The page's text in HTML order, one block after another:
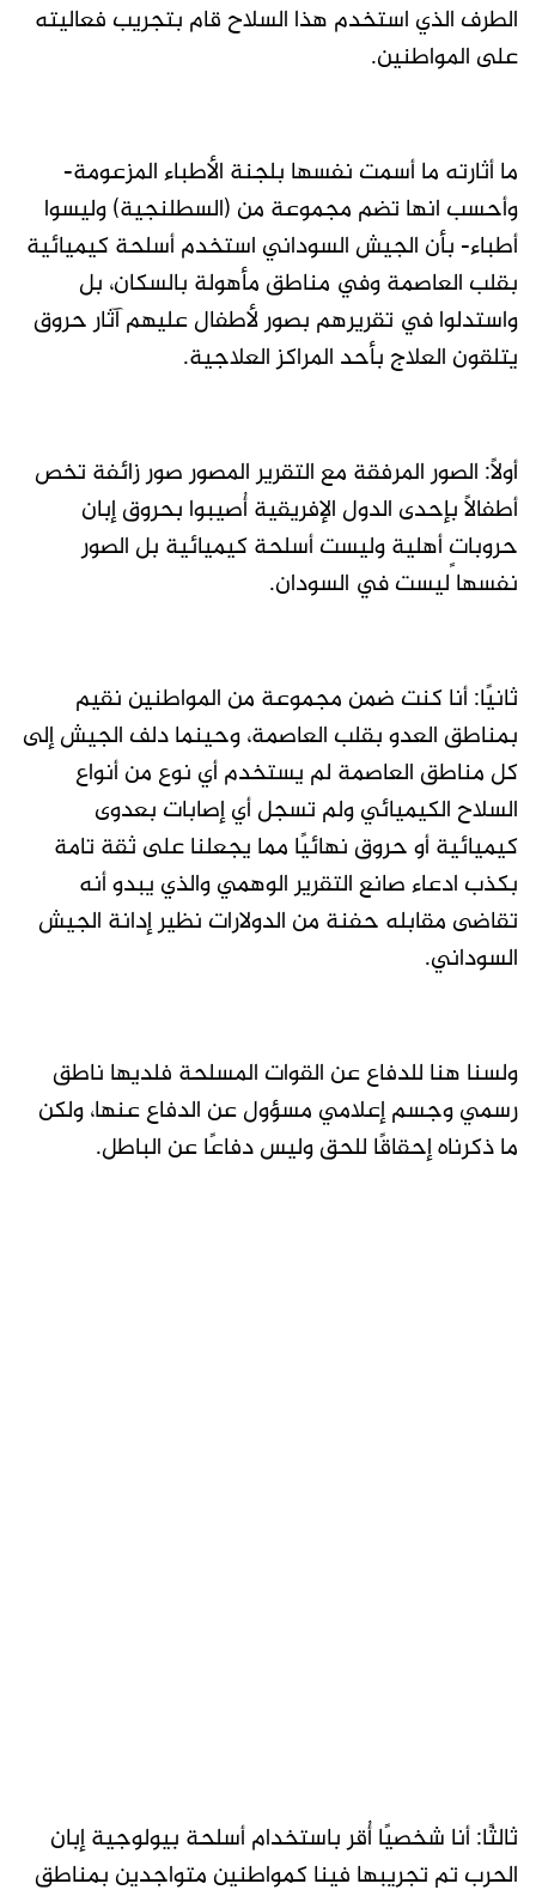
الطرف الذي استخدم هذا السلاح قام بتجريب فعاليته
على المواطنين.
ما أثارته ما أسمت نفسها بلجنة الأطباء المزعومة-
وأحسب انها تضم مجموعة من (السطلنجية) وليسوا
أطباء- بأن الجيش السوداني استخدم أسلحة كيميائية
بقلب العاصمة وفي مناطق مأهولة بالسكان، بل
واستدلوا في تقريرهم بصور لأطفال عليهم آثار حروق
يتلقون العلاج بأحد المراكز العلاجية.
أولًا: الصور المرفقة مع التقرير المصور صور زائفة تخص
أطفالًا بإحدى الدول الإفريقية أُصيبوا بحروق إبان
حروباتٍ أهلية وليست أسلحة كيميائية بل الصور
نفسها ليست في السودان.
ثانيًا: أنا كنت ضمن مجموعة من المواطنين نقيم
بمناطق العدو بقلب العاصمة، وحينما دلف الجيش إلى
كل مناطق العاصمة لم يستخدم أي نوع من أنواع
السلاح الكيميائي ولم تسجل أي إصابات بعدوى
كيميائية أو حروق نهائيًا مما يجعلنا على ثقة تامة
بكذب ادعاء صانع التقرير الوهمي والذي يبدو أنه
تقاضى مقابله حفنة من الدولارات نظير إدانة الجيش
السوداني.
ولسنا هنا للدفاع عن القوات المسلحة فلديها ناطق
رسمي وجسم إعلامي مسؤول عن الدفاع عنها، ولكن
ما ذكرناه إحقاقًا للحق وليس دفاعًا عن الباطل.
ثالثًا: أنا شخصيًا أُقر باستخدام أسلحة بيولوجية إبان
الحرب تم تجريبها فينا كمواطنين متواجدين بمناطق